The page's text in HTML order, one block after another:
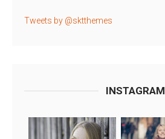
Tweets by @sktthemes
INSTAGRAM